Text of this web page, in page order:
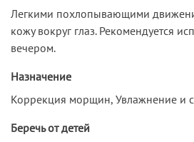
Легкими похлопывающими
кожу вокруг глаз. Рекомендуется
вечером.
Назначение
Коррекция морщин, Увлажнение и
Беречь от детей